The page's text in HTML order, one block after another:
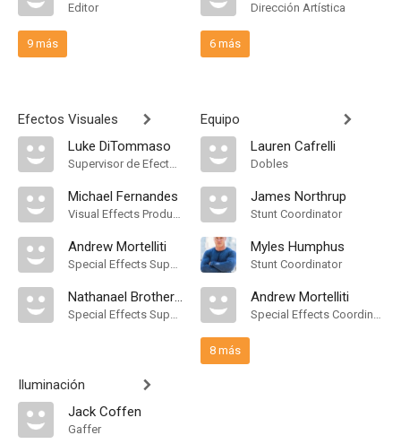
Editor
9 más
Efectos Visuales
Luke DiTommaso
Supervisor de Efectos Visuales
Michael Fernandes
Visual Effects Producer
Andrew Mortelliti
Special Effects Supervisor
Nathanael Brotherhood
Special Effects Supervisor
Iluminación
Jack Coffen
Gaffer
Dirección Artística
6 más
Equipo
Lauren Cafrelli
Dobles
James Northrup
Stunt Coordinator
Myles Humphus
Stunt Coordinator
Andrew Mortelliti
Special Effects Coordinator
8 más